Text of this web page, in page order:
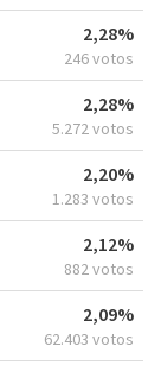
2,28%
246 votos
2,28%
5.272 votos
2,20%
1.283 votos
2,12%
882 votos
2,09%
62.403 votos